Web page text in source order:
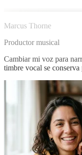
Productor musical
Cambiar mi voz para